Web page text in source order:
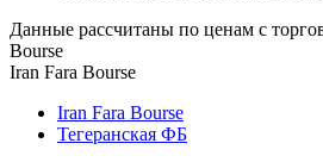
Данные рассчитаны по ценам с
Bourse
Iran Fara Bourse
Iran Fara Bourse
Тегеранская ФБ